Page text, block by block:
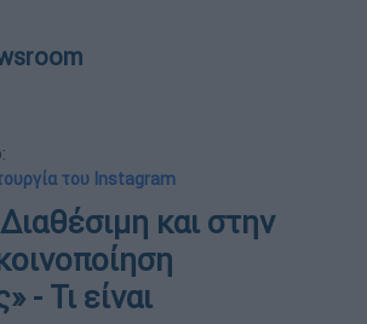
του Instagram
και στην
- Τι είναι